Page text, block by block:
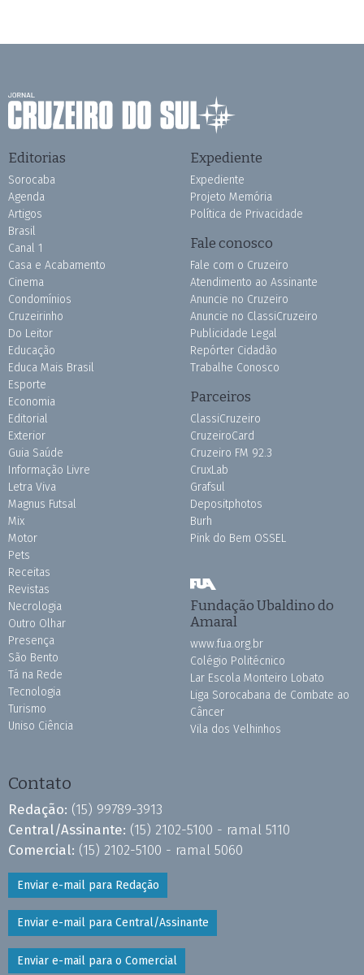
Editorias
Sorocaba
Agenda
Artigos
Brasil
Canal 1
Casa e Acabamento
Cinema
Condomínios
Cruzeirinho
Do Leitor
Educação
Educa Mais Brasil
Esporte
Economia
Editorial
Exterior
Guia Saúde
Informação Livre
Letra Viva
Magnus Futsal
Mix
Motor
Pets
Receitas
Revistas
Necrologia
Outro Olhar
Presença
São Bento
Tá na Rede
Tecnologia
Turismo
Uniso Ciência
Expediente
Expediente
Projeto Memória
Política de Privacidade
Fale conosco
Fale com o Cruzeiro
Atendimento ao Assinante
Anuncie no Cruzeiro
Anuncie no ClassiCruzeiro
Publicidade Legal
Repórter Cidadão
Trabalhe Conosco
Parceiros
ClassiCruzeiro
CruzeiroCard
Cruzeiro FM 92.3
CruxLab
Grafsul
Depositphotos
Burh
Pink do Bem OSSEL
Fundação Ubaldino do
Amaral
www.fua.org.br
Colégio Politécnico
Lar Escola Monteiro Lobato
Liga Sorocabana de Combate ao
Câncer
Vila dos Velhinhos
Contato
Redação: (15) 99789-3913
Central/Assinante: (15) 2102-5100 - ramal 5110
Comercial: (15) 2102-5100 - ramal 5060
Enviar e-mail para Redação
Enviar e-mail para Central/Assinante
Enviar e-mail para o Comercial